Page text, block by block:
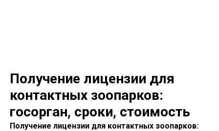
Получение лицензии для
контактных зоопарков:
госорган, сроки, стоимость
Получение лицензии для контактных зоопарков: